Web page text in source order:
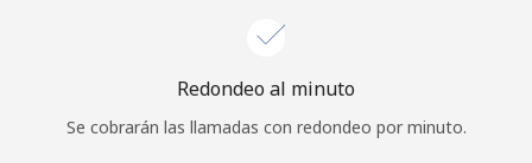
Redondeo al minuto
Se cobrarán las llamadas con redondeo por minuto.